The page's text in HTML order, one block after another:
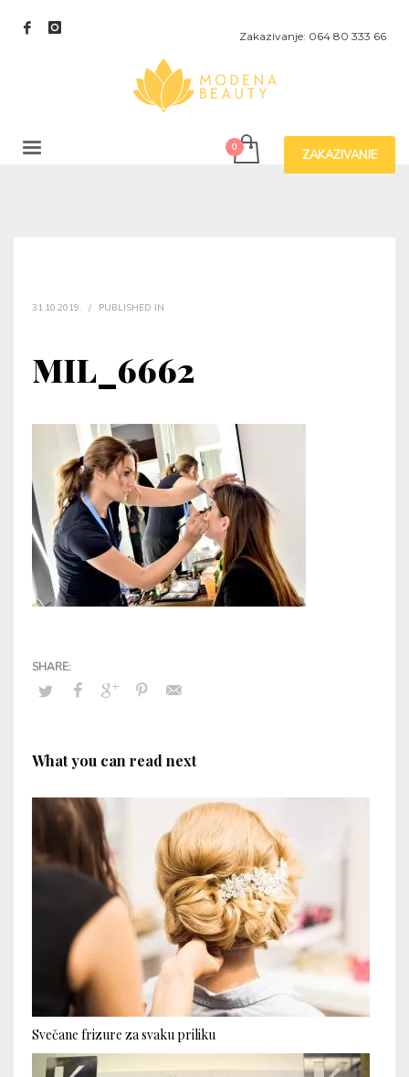
Zakazivanje: 064 80 333 66
ZAKAZIVANJE
31.10.2019. / PUBLISHED IN
MIL_6662
What you can read next
Svečane frizure za svaku priliku